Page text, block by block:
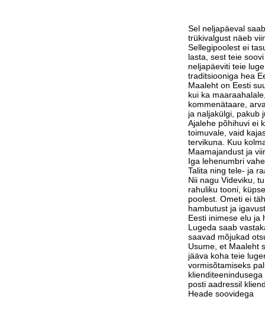
Sel neljapäeval
trükivalgust näeb
Sellegipoolest ei
lasta, sest teie
neljapäeviti teie
traditsiooniga hea
Maaleht on Eesti
kui ka
kommenätaare,
ja naljakülgi, pakub
Ajalehe põhihuvi ei
toimuvale, vaid
tervikuna. Kuu
Maamajandust ja
Iga lehenumbri
Talita ning tele- ja
Nii nagu Videviku,
rahuliku tooni,
poolest. Ometi ei
hambutust ja
Eesti inimese elu ja
Lugeda saab
saavad mõjukad
Usume, et Maaleht
jääva koha teie
vormisõtamiseks
posti aadressil
Heade soovidega